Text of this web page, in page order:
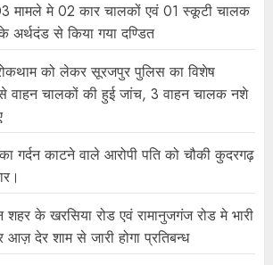
मामले मे 02 कार चालकों एवं 01 स्कूटी चालक
से किया गया दण्डित
को लेकर सूरजपुर पुलिस का विशेष
वाहन चालकों की हुई जांच, 3 वाहन चालक नशे
गर्दन काटने वाले आरोपी पति को चौकी कुदरगढ़
शहर के खरसिया रोड एवं रामानुजगंज रोड मे भारी
देर शाम से जारी होगा प्रतिबन्ध